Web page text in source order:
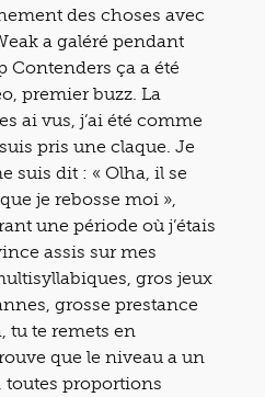
des choses avec
a galéré pendant
Contenders ça a été
premier buzz. La
ai vus, j’ai été comme
pris une claque. Je
suis dit : « Olha, il se
je rebosse moi »,
une période où j’étais
assis sur mes
gros jeux
grosse prestance
tu te remets en
que le niveau a un
toutes proportions